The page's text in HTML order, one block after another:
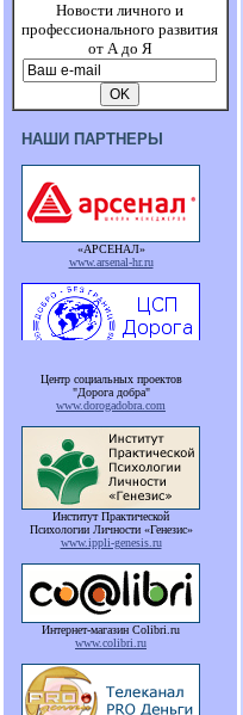
Новости личного и
профессионального развития
от А до Я
НАШИ ПАРТНЕРЫ
«АРСЕНАЛ»
www.arsenal-hr.ru
Центр социальных проектов
"Дорога добра"
www.dorogadobra.com
Институт Практической
Психологии Личности «Генезис»
www.ippli-genesis.ru
Интернет-магазин Colibri.ru
www.colibri.ru